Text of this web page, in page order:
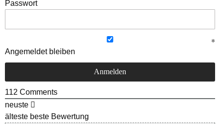
Passwort
Angemeldet bleiben
112 Comments
neuste
älteste beste Bewertung